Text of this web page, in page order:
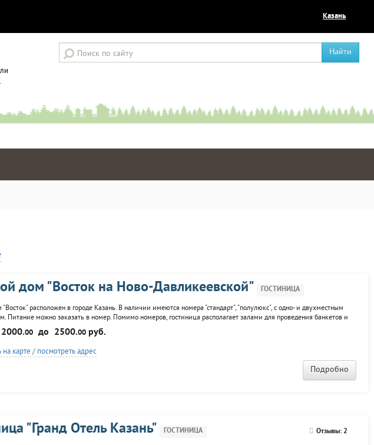
Казань
Найти
дом "Восток на Ново-Давликеевской" ГОСТИНИЦА
"Восток" расположен в городе Казань. В наличии имеются номера "стандарт", "полулюкс", с одно- и двухместным
Питание можно заказать в номер. Помимо номеров, гостиница располагает залами для проведения банкетов и
сауной с бассейном. Возможна аренда сауны и гостиничного номера с почасовой оплатой. Организация
городу.
2000.00 до 2500.00руб.
на карте / посмотреть адрес
Подробно
Отзывы: 2
"Гранд Отель Казань" ГОСТИНИЦА